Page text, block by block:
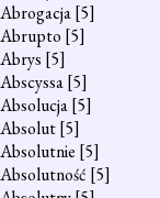
Abrogacja[5]
Abrupto [5]
Abrys [5]
Abscyssa[5]
Absolucja[5]
Absolut[5]
Absolutnie [5]
Absolutność [5]